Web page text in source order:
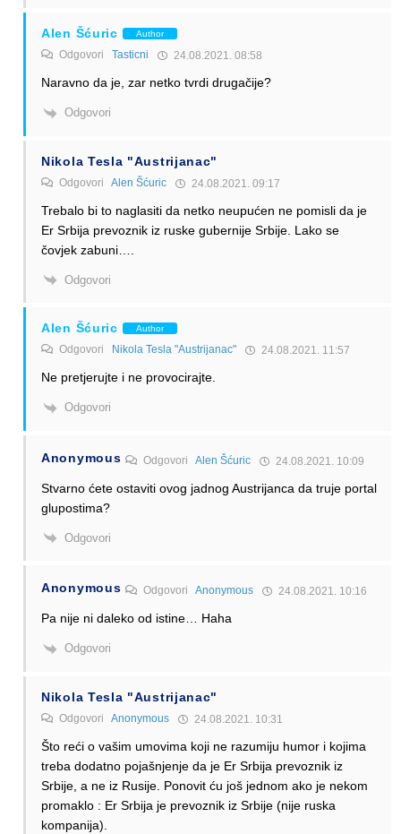
Alen Šćuric Author
Odgovori Tasticni 24.08.2021. 08:58
Naravno da je, zar netko tvrdi drugačije?
Odgovori
Nikola Tesla "Austrijanac"
Odgovori Alen Šćuric 24.08.2021. 09:17
Trebalo bi to naglasiti da netko neupućen ne pomisli da je
Er Srbija prevoznik iz ruske gubernije Srbije. Lako se
čovjek zabuni….
Odgovori
Alen Šćuric Author
Odgovori Nikola Tesla "Austrijanac" 24.08.2021. 11:57
Ne pretjerujte i ne provocirajte.
Odgovori
Anonymous OdgovoriAlen Šćuric 24.08.2021. 10:09
Stvarno ćete ostaviti ovog jadnog Austrijanca da truje portal
glupostima?
Odgovori
Anonymous OdgovoriAnonymous 24.08.2021. 10:16
Pa nije ni daleko od istine… Haha
Odgovori
Nikola Tesla "Austrijanac"
Odgovori Anonymous 24.08.2021. 10:31
Što reći o vašim umovima koji ne razumiju humor i kojima
treba dodatno pojašnjenje da je Er Srbija prevoznik iz
Srbije, a ne iz Rusije. Ponovit ću još jednom ako je nekom
promaklo : Er Srbija je prevoznik iz Srbije (nije ruska
kompanija).